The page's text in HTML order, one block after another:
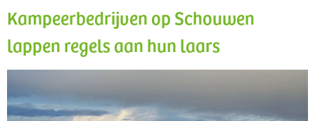
Kampeerbedrijven op Schouwen
lappen regels aan hun laars